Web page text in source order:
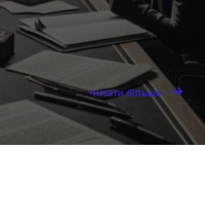
Читати більше →
Читати
більше
ЦВК:
Труханов
втратить
мерство,
коли